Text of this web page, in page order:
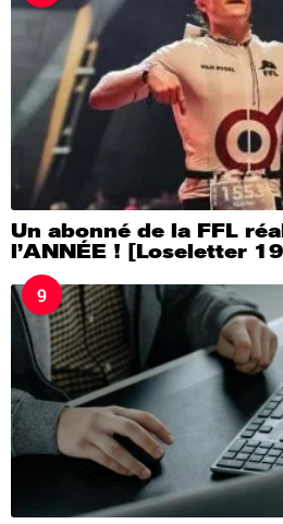
Un abonné de la FFL
l’ANNÉE ! [Loseletter
9